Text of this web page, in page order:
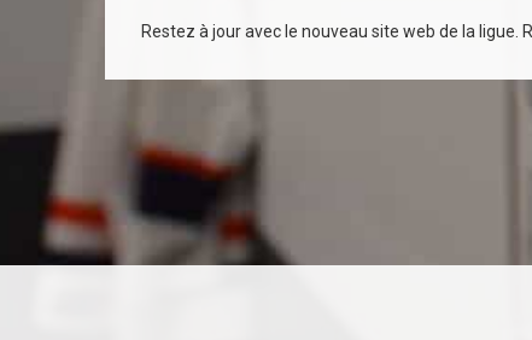
Restez à jour avec le nouveau site web de la ligue.